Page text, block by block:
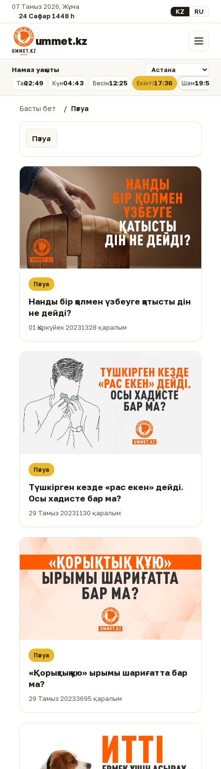
07 Тамыз 2026, Жұма
24 Сафар 1448 һ.
Select your
KZ RU
ummet.kz Мәзір
Намаз уақыты
Таң02:49 Күн04:43 Бесін12:25 Екінті17:36 Шам19:56
Басты бет Пәтуа
Пәтуа
Пәтуа
Нанды бір қолмен үзбеуге қатысты дін
не дейді?
01 Қыркүйек 20231328 қаралым
Пәтуа
Түшкірген кезде «рас екен» дейді.
Осы хадисте бар ма?
29 Тамыз 20231130 қаралым
Пәтуа
«Қорықтық құю» ырымы шариғатта бар
ма?
29 Тамыз 20233695 қаралым